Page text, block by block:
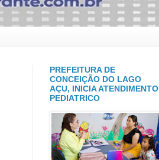
PREFEITURA DE
CONCEIÇÃO DO LAGO
AÇU, INICIA ATENDIMENTO
PEDIATRICO